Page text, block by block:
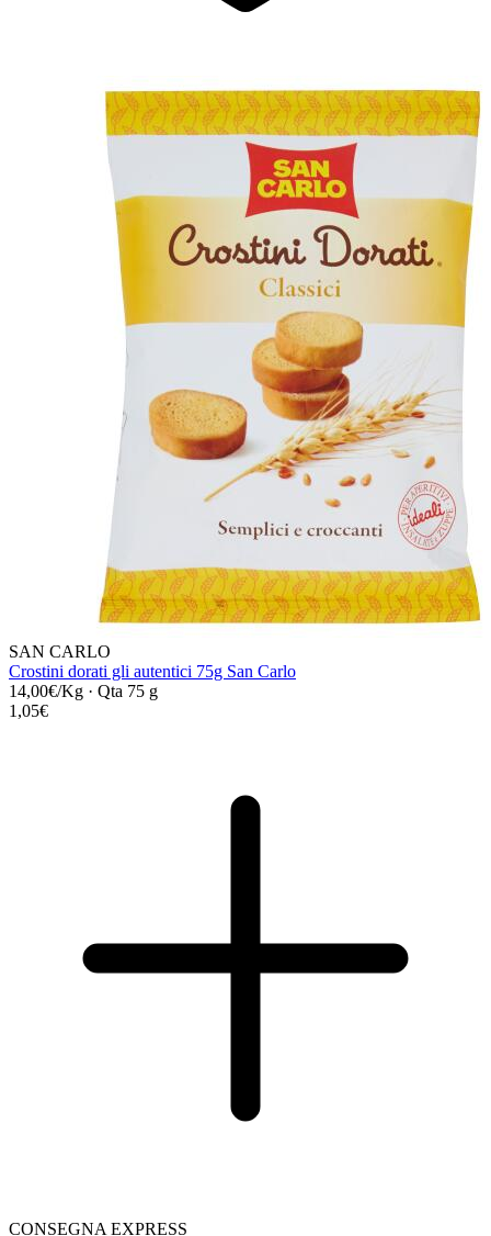
SAN CARLO
Crostini dorati gli autentici 75g San Carlo
14,00€/Kg · Qta 75 g
1,05€
CONSEGNA EXPRESS